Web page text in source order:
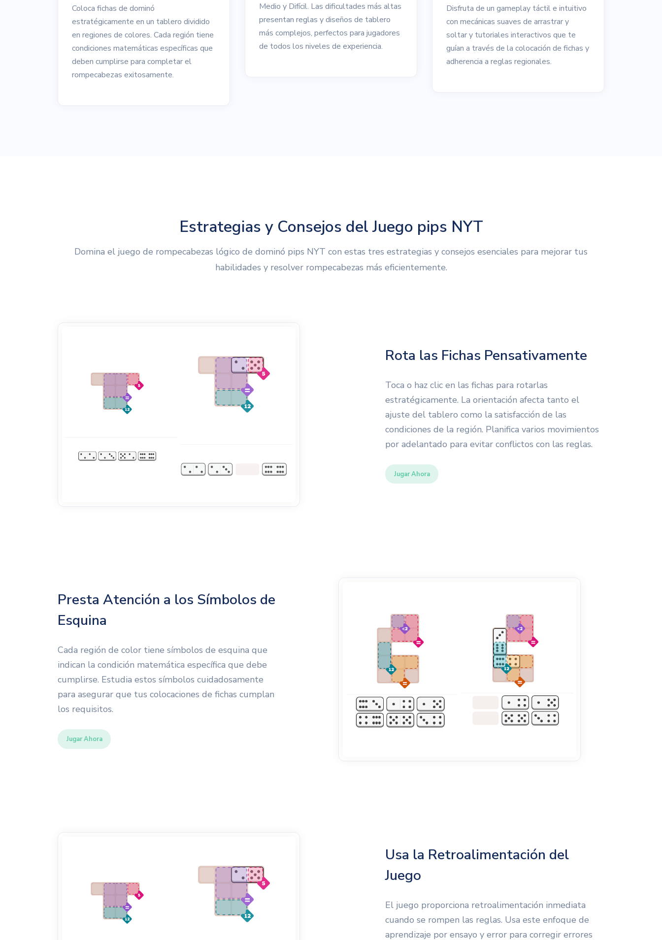
Coloca fichas de dominó
estratégicamente en un tablero dividido
en regiones de colores. Cada región tiene
condiciones matemáticas específicas que
deben cumplirse para completar el
rompecabezas exitosamente.
Medio y Difícil. Las dificultades más altas
presentan reglas y diseños de tablero
más complejos, perfectos para jugadores
de todos los niveles de experiencia.
Disfruta de un gameplay táctil e intuitivo
con mecánicas suaves de arrastrar y
soltar y tutoriales interactivos que te
guían a través de la colocación de fichas y
adherencia a reglas regionales.
Estrategias y Consejos del Juego pips NYT
Domina el juego de rompecabezas lógico de dominó pips NYT con estas tres estrategias y consejos esenciales para mejorar tus
habilidades y resolver rompecabezas más eficientemente.
Rota las Fichas Pensativamente
Toca o haz clic en las fichas para rotarlas
estratégicamente. La orientación afecta tanto el
ajuste del tablero como la satisfacción de las
condiciones de la región. Planifica varios movimientos
por adelantado para evitar conflictos con las reglas.
Jugar Ahora
Presta Atención a los Símbolos de
Esquina
Cada región de color tiene símbolos de esquina que
indican la condición matemática específica que debe
cumplirse. Estudia estos símbolos cuidadosamente
para asegurar que tus colocaciones de fichas cumplan
los requisitos.
Jugar Ahora
Usa la Retroalimentación del
Juego
El juego proporciona retroalimentación inmediata
cuando se rompen las reglas. Usa este enfoque de
aprendizaje por ensayo y error para corregir errores